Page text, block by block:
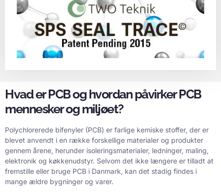
Hvad er PCB og hvordan påvirker PCB
mennesker og miljøet?
Polychlorerede bifenyler (PCB) er farlige kemiske stoffer, der er
blevet anvendt i en række forskellige materialer og produkter
gennem årene, herunder isoleringsmaterialer, ledninger, maling,
elektronik og køkkenudstyr. Selvom det ikke længere er tilladt at
fremstille eller bruge PCB i Danmark, kan det stadig findes i
mange ældre bygninger og varer.